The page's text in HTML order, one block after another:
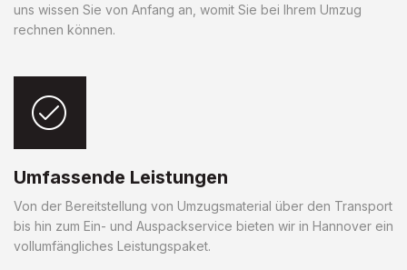
uns wissen Sie von Anfang an, womit Sie bei Ihrem Umzug
rechnen können.
Umfassende Leistungen
Von der Bereitstellung von Umzugsmaterial über den Transport
bis hin zum Ein- und Auspackservice bieten wir in Hannover ein
vollumfängliches Leistungspaket.